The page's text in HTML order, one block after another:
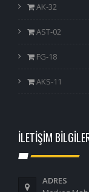
AK-32
AST-02
FG-18
AKS-11
İLETİŞİM
ADRES